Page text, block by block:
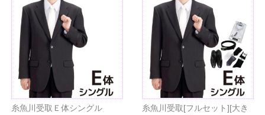
糸魚川受取Ｅ体シングル
糸魚川受取[フルセット][大き